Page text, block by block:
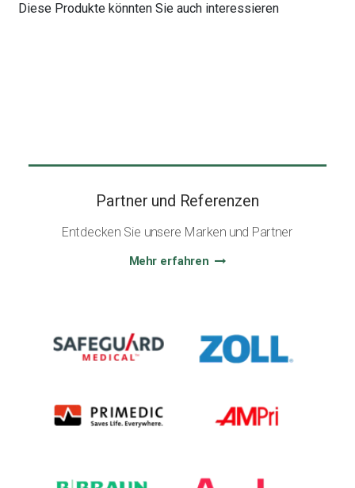
Diese Produkte könnten Sie auch interessieren
Partner und Referenzen
Entdecken Sie unsere Marken und Partner
Mehr erfahren